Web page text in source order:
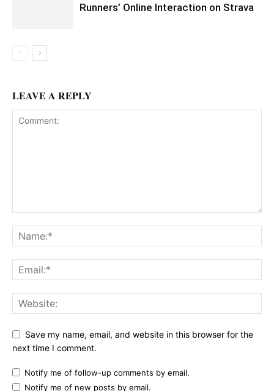
Runners’ Online Interaction on Strava
LEAVE A REPLY
Save my name, email, and website in this browser for the
next time I comment.
Notify me of follow-up comments by email.
Notify me of new posts by email.